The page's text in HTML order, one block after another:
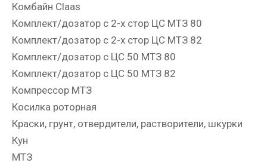
Комбайн Claas
Комплект/дозатор с 2-х стор ЦС МТЗ 80
Комплект/дозатор с 2-х стор ЦС МТЗ 82
Комплект/дозатор с ЦС 50 МТЗ 80
Комплект/дозатор с ЦС 50 МТЗ 82
Компрессор МТЗ
Косилка роторная
Краски, грунт, отвердители, растворители, шкурки
Кун
МТЗ